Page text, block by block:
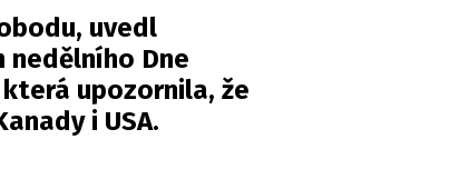
uvedl
nedělního Dne
která upozornila, že
i USA.